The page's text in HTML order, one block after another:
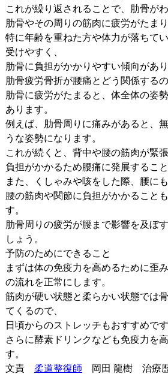
これが繰り返されることで、肋骨が
肋骨やその周りの筋肉に疲労がたまり
特に年齢を重ねた方や体力が落ちて
受けやすく、
肋骨に負担がかかりやすい傾向があり
肋骨疲労骨折が腰痛とどう関係する
肋骨に疲労がたまると、体全体の姿
あります。
例えば、肋骨周りに痛みがあると、
うな姿勢になります。
これが続くと、背中や腰の筋肉が緊張
負担がかかるため腰痛に発展するこ
また、くしゃみや咳をした際、腰に
腰の筋肉や関節に負担がかかること
す。
肋骨周りの疲労が腰まで影響を及ぼ
しょう。
予防のためにできること
まずは体の免疫力を高めるために歪
の流れを正常にします。
筋肉が硬い状態と柔らかい状態では
てくるので、
日頃からのストレッチもおすすめです
さらに酵素ドリンクなども免疫力を
す。
文責 柔道整復師 岡田 龍樹 治療